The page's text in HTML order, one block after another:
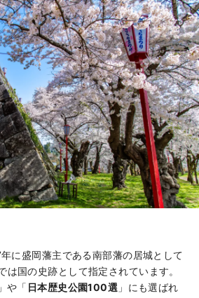
一方で、ここでの生活を通じて盛岡の
さに触れ、離れる時には「去りたくな
思いで再び涙を流しながらこの橋を渡
来ています。
に盛岡藩主である南部藩の居城として
は国の史跡として指定されています。
」や「 日本歴史公園100選 」にも選ばれ